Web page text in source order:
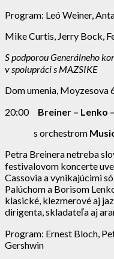
Program: Leó Weiner,
Mike Curtis, Jerry Bock,
S podporou Generálneho
v spolupráci s MAZSIKE
Dom umenia, Moyzesova
20:00 Breiner – Lenko
s orchestrom
Petra Breinera netreba
festivalovom koncerte
Cassovia a vynikajúcimi
Palúchom a Borisom
klasické, klezmerové aj
dirigenta, skladateľa aj
Program: Ernest Bloch,
Gershwin